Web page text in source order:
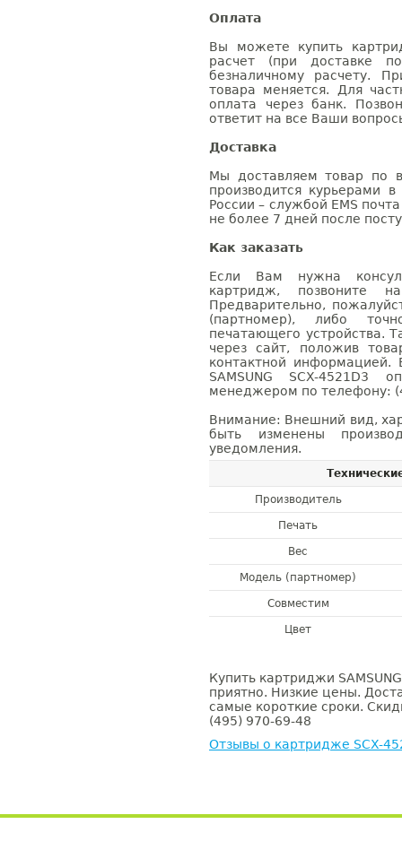
Оплата
Вы можете купить
расчет (при доставке
безналичному расчету.
товара меняется. Для
оплата через банк.
ответит на все Ваши
Доставка
Мы доставляем товар по
производится курьерами
России – службой EMS
не более 7 дней после
Как заказать
Если Вам нужна
картридж, позвоните
Предварительно,
(партномер), либо
печатающего устройства.
через сайт, положив
контактной информацией.
SAMSUNG SCX-
менеджером по телефону:
Внимание: Внешний вид,
быть изменены
уведомления.
Производитель
Печать
Вес
Модель (партномер)
Совместим
Цвет
Купить картриджи
приятно. Низкие цены.
самые короткие сроки.
(495) 970-69-48
Отзывы о картридже SCX-